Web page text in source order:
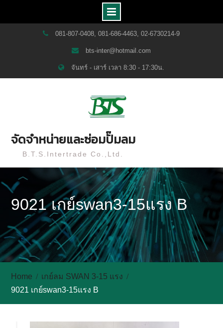
081-807-0408, 081-686-4463, 02-6730214-9
bts-inter@hotmail.com
จันทร์ - เสาร์ เวลา 8:30 - 17:30น.
จัดจำหน่ายและซ่อมปั๊มลม
B.T.S.Intertrade Co.,Ltd.
9021 เกย์swan3-15แรง B
Home
เกย์ลม SWAN 3-15 แรง
9021 เกย์swan3-15แรง B